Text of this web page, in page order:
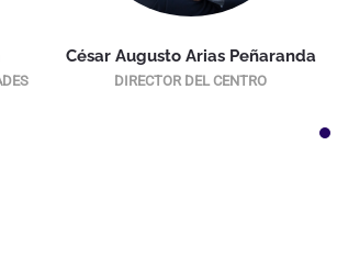
César Augusto Arias Peñaranda
DIRECTOR DEL CENTRO